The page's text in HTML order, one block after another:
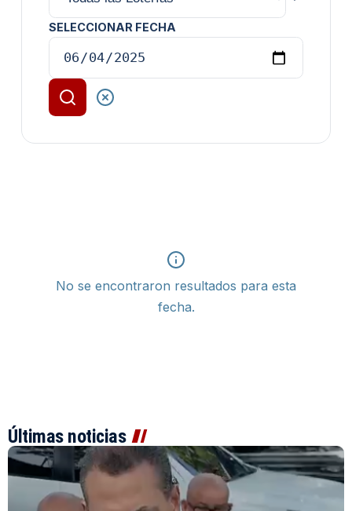
SELECCIONAR FECHA
No se encontraron resultados para esta
fecha.
Últimas noticias